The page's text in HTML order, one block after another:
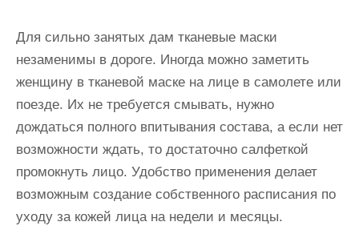
Для сильно занятых дам тканевые маски
незаменимы в дороге. Иногда можно заметить
женщину в тканевой маске на лице в самолете или
поезде. Их не требуется смывать, нужно
дождаться полного впитывания состава, а если нет
возможности ждать, то достаточно салфеткой
промокнуть лицо. Удобство применения делает
возможным создание собственного расписания по
уходу за кожей лица на недели и месяцы.